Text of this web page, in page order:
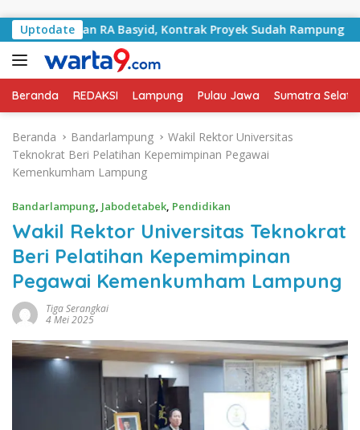
Uptodate
RA Basyid, Kontrak Proyek Sudah Rampung
Beranda REDAKSI Lampung Pulau Jawa Sumatra
Beranda Bandarlampung
Wakil Rektor Universitas
Teknokrat Beri Pelatihan Kepemimpinan Pegawai
Kemenkumham Lampung
Bandarlampung, Jabodetabek, Pendidikan
Wakil Rektor Universitas Teknokrat
Beri Pelatihan Kepemimpinan
Pegawai Kemenkumham Lampung
Tiga Serangkai
4 Mei 2025